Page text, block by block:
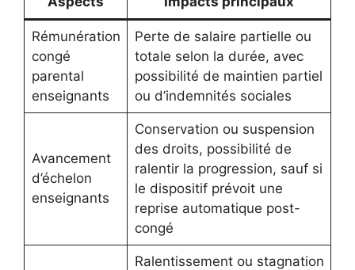
Rémunération
congé
parental
enseignants
Perte de salaire partielle ou
totale selon la durée, avec
possibilité de maintien partiel
ou d’indemnités sociales
Avancement
d’échelon
enseignants
Conservation ou suspension
des droits, possibilité de
ralentir la progression, sauf si
le dispositif prévoit une
reprise automatique post-
congé
Ralentissement ou stagnation